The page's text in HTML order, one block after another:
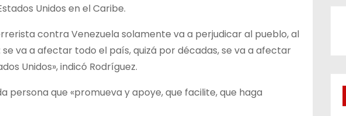
Unidos en el Caribe.
contra Venezuela solamente va a perjudicar al pueblo, al
va a afectar todo el país, quizá por décadas, se va a afectar
Unidos», indicó Rodríguez.
persona que «promueva y apoye, que facilite, que haga